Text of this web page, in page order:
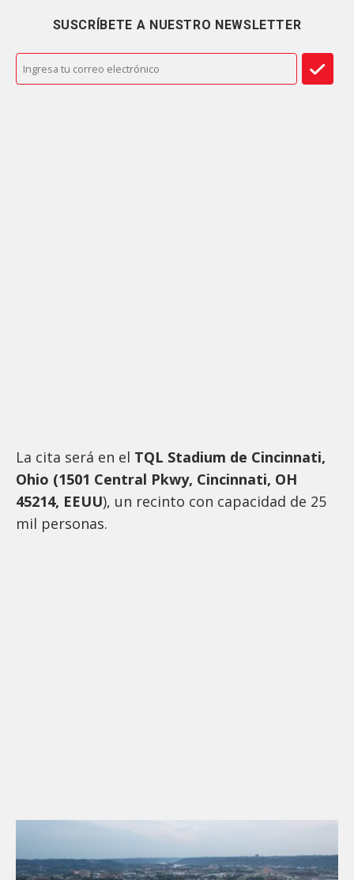
SUSCRÍBETE A NUESTRO NEWSLETTER
La cita será en el TQL Stadium de Cincinnati,
Ohio (1501 Central Pkwy, Cincinnati, OH
45214, EEUU), un recinto con capacidad de 25
mil personas.